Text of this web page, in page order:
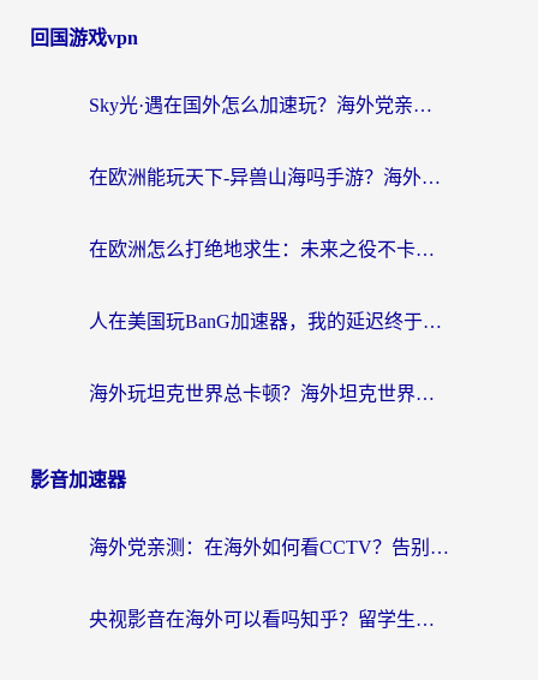
回国游戏vpn
Sky光·遇在国外怎么加速玩？海外党亲测有效的国服游戏加速指南
在欧洲能玩天下-异兽山海吗手游？海外玩家的加速器生存指南
在欧洲怎么打绝地求生：未来之役不卡？留学生亲测的加速器避坑指南
人在美国玩BanG加速器，我的延迟终于绿了
海外玩坦克世界总卡顿？海外坦克世界加速器有哪些？实测好用的选择在这里
影音加速器
海外党亲测：在海外如何看CCTV？告别“仅限大陆播放”的实用指南
央视影音在海外可以看吗知乎？留学生亲测：3步解决地域限制+追剧自由